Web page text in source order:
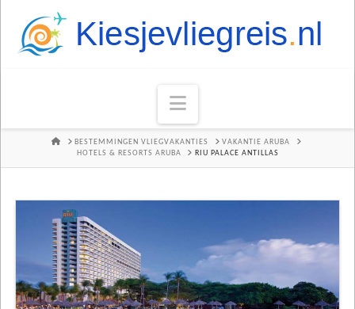
Navigation
HOMEBESTEMMINGEN VLIEGVAKANTIES
VAKANTIE ARUBA
HOTELS & RESORTS ARUBA
RIU PALACE ANTILLAS